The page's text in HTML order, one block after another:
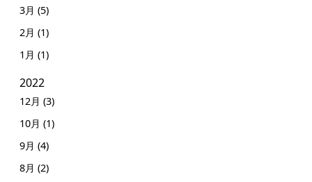
3月 (5)
2月 (1)
1月 (1)
2022
12月 (3)
10月 (1)
9月 (4)
8月 (2)